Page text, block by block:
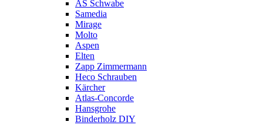
AS Schwabe
Samedia
Mirage
Molto
Aspen
Elten
Zapp Zimmermann
Heco Schrauben
Kärcher
Atlas-Concorde
Hansgrohe
Binderholz DIY